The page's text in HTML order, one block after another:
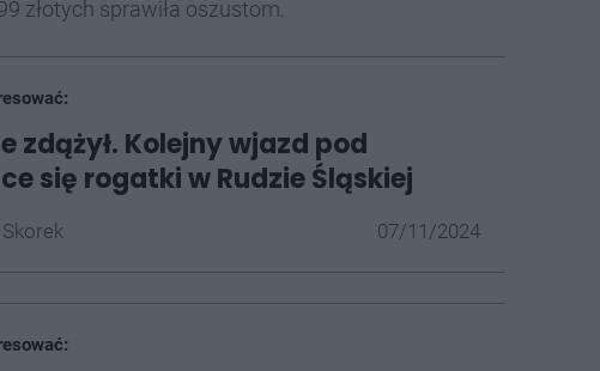
złotych sprawiła oszustom.
zdążył. Kolejny wjazd pod
się rogatki w Rudzie Śląskiej
07/11/2024